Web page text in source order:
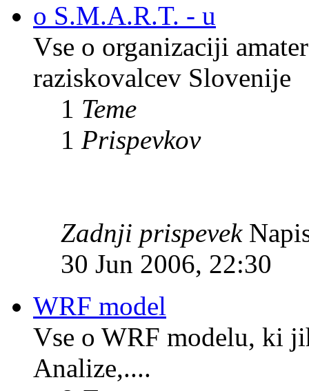
o S.M.A.R.T. - u
Vse o organizaciji
raziskovalcev Slovenije
1 Teme
1 Prispevkov
Zadnji prispevek
30 Jun 2006, 22:30
WRF model
Vse o WRF modelu, ki
Analize,....